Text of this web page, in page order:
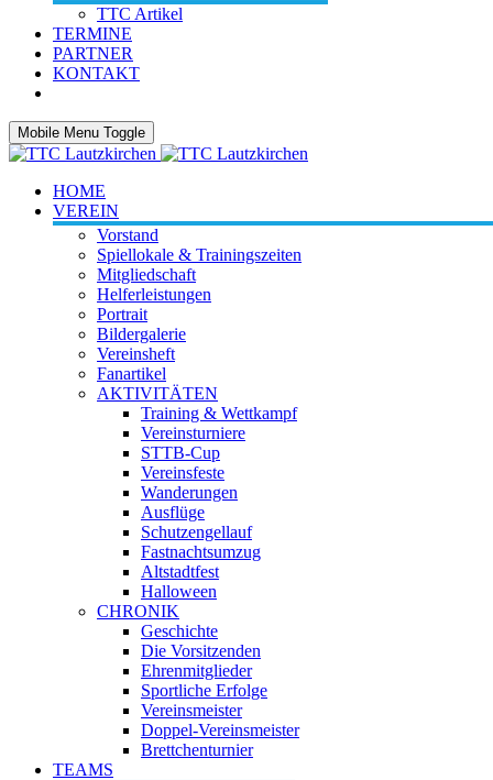
TTC Artikel
TERMINE
PARTNER
KONTAKT
Mobile Menu Toggle
HOME
VEREIN
Vorstand
Spiellokale & Trainingszeiten
Mitgliedschaft
Helferleistungen
Portrait
Bildergalerie
Vereinsheft
Fanartikel
AKTIVITÄTEN
Training & Wettkampf
Vereinsturniere
STTB-Cup
Vereinsfeste
Wanderungen
Ausflüge
Schutzengellauf
Fastnachtsumzug
Altstadtfest
Halloween
CHRONIK
Geschichte
Die Vorsitzenden
Ehrenmitglieder
Sportliche Erfolge
Vereinsmeister
Doppel-Vereinsmeister
Brettchenturnier
TEAMS